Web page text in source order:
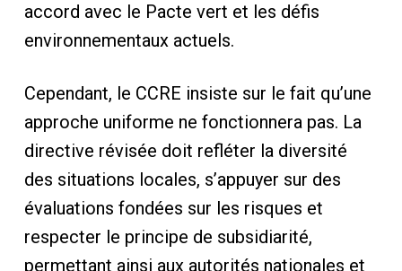
accord avec le Pacte vert et les défis
environnementaux actuels.
Cependant, le CCRE insiste sur le fait qu’une
approche uniforme ne fonctionnera pas. La
directive révisée doit refléter la diversité
des situations locales, s’appuyer sur des
évaluations fondées sur les risques et
respecter le principe de subsidiarité,
permettant ainsi aux autorités nationales et